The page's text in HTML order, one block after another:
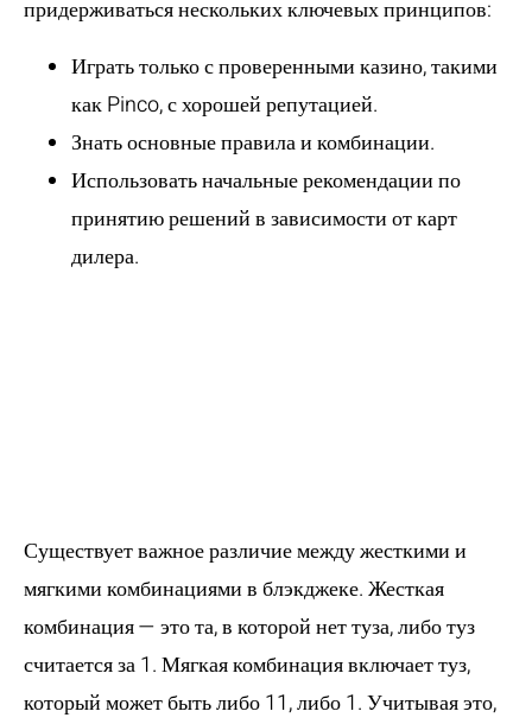
придерживаться нескольких ключевых принципов:
Играть только с проверенными казино, такими
как Pinco, с хорошей репутацией.
Знать основные правила и комбинации.
Использовать начальные рекомендации по
принятию решений в зависимости от карт
дилера.
Существует важное различие между жесткими и
мягкими комбинациями в блэкджеке. Жесткая
комбинация — это та, в которой нет туза, либо туз
считается за 1. Мягкая комбинация включает туз,
который может быть либо 11, либо 1. Учитывая это,